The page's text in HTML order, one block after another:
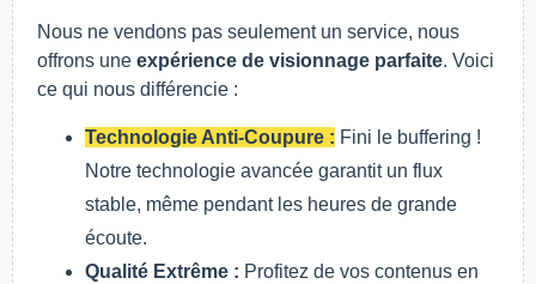
Nous ne vendons pas seulement un service, nous
offrons une expérience de visionnage parfaite. Voici
ce qui nous différencie :
Technologie Anti-Coupure : Fini le buffering !
Notre technologie avancée garantit un flux
stable, même pendant les heures de grande
écoute.
Qualité Extrême : Profitez de vos contenus en